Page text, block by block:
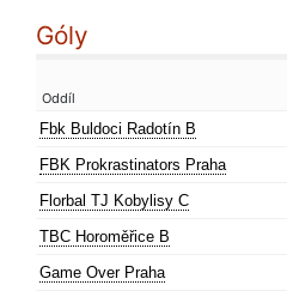
Góly
Oddíl
Fbk Buldoci Radotín B
FBK Prokrastinators Praha
Florbal TJ Kobylisy C
TBC Horoměřice B
Game Over Praha